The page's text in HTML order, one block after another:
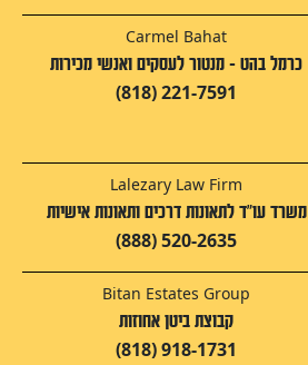
Carmel Bahat
כרמל בהט - מנטור לעסקים ואנשי מכירות
(818) 221-7591
Lalezary Law Firm
משרד עו"ד לתאונות דרכים ותאונות אישיות
(888) 520-2635
Bitan Estates Group
קבוצת ביטן אחוזות
(818) 918-1731